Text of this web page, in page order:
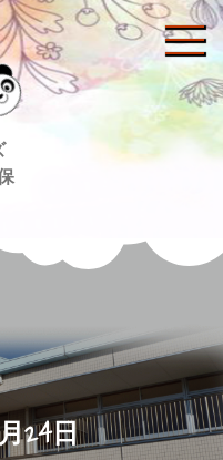
24日